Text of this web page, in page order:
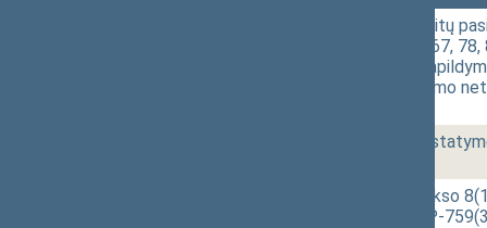
Ordinų, medalių ir kitų
39, 47, 48, 63, 66, 67,
ir 133 straipsnių
straipsnių pripažinimo
Žemės reformos
Baudžiamojo kodekso
PROJEKTAS (Nr. P-